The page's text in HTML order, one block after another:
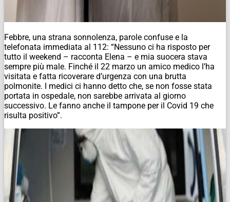
Febbre, una strana sonnolenza, parole confuse e la
telefonata immediata al 112: “Nessuno ci ha risposto per
tutto il weekend – racconta Elena – e mia suocera stava
sempre più male. Finché il 22 marzo un amico medico l’ha
visitata e fatta ricoverare d’urgenza con una brutta
polmonite. I medici ci hanno detto che, se non fosse stata
portata in ospedale, non sarebbe arrivata al giorno
successivo. Le fanno anche il tampone per il Covid 19 che
risulta positivo”.